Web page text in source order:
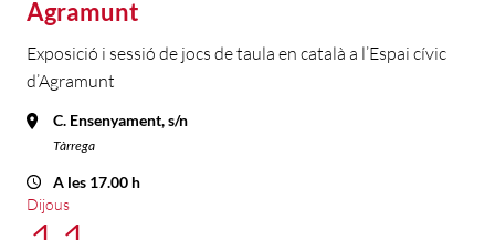
Agramunt
Exposició i sessió de jocs de taula en català a l’Espai cívic
d’Agramunt
C. Ensenyament, s/n
Tàrrega
A les 17.00 h
Dijous